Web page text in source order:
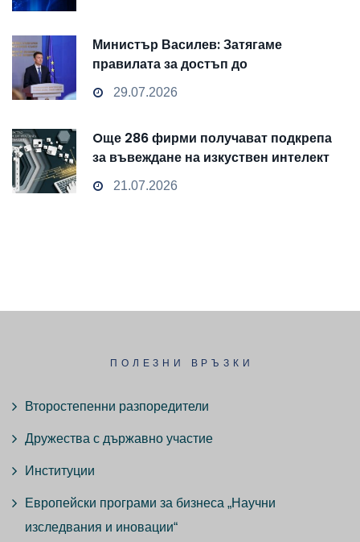
Министър Василев: Затягаме
правилата за достъп до
чувствителни данни
29.07.2026
Oще 286 фирми получават подкрепа
за въвеждане на изкуствен интелект
и облачни технологии
21.07.2026
ПОЛЕЗНИ ВРЪЗКИ
Второстепенни разпоредители
Дружества с държавно участие
Институции
Европейски програми за бизнеса „Научни
изследвания и иновации“